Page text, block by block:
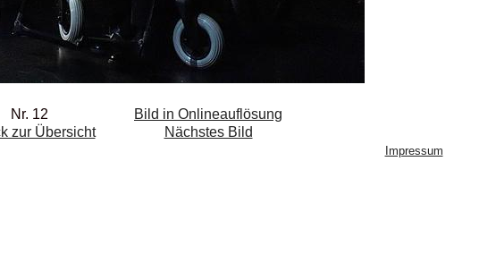
Nr. 12
Bild in Onlineauflösung
zur Übersicht Nächstes Bild
Impressum